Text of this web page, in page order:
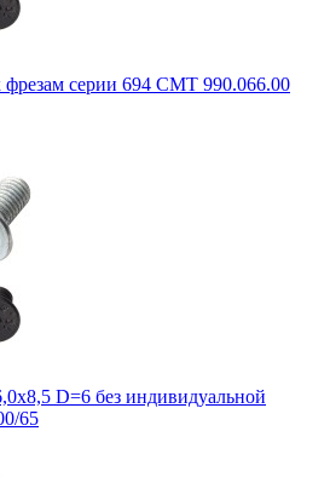
серии 694 CMT 990.066.00
D=6 без индивидуальной
65